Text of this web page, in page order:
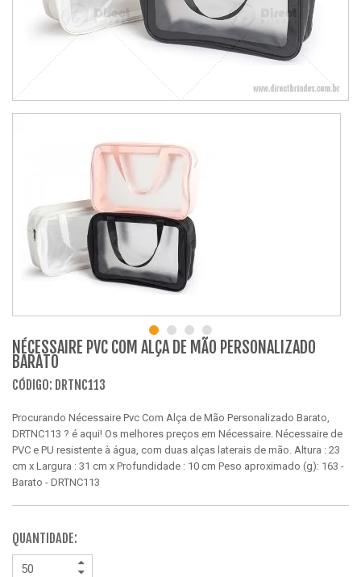
NÉCESSAIRE PVC COM ALÇA DE MÃO PERSONALIZADO
BARATO
CÓDIGO: DRTNC113
Procurando Nécessaire Pvc Com Alça de Mão Personalizado Barato,
DRTNC113 ? é aqui! Os melhores preços em Nécessaire. Nécessaire de
PVC e PU resistente à água, com duas alças laterais de mão. Altura : 23
cm x Largura : 31 cm x Profundidade : 10 cm Peso aproximado (g): 163 -
Barato - DRTNC113
QUANTIDADE: